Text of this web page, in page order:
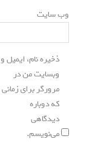
وب‌ سایت
ذخیره نام، ایمیل و
وبسایت من در
مرورگر برای زمانی
که دوباره
دیدگاهی
می‌نویسم.